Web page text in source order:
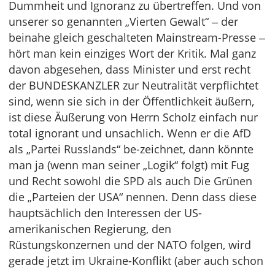
Dummheit und Ignoranz zu übertreffen. Und von
unserer so genannten „Vierten Gewalt“ ‒ der
beinahe gleich geschalteten Mainstream-Presse ‒
hört man kein einziges Wort der Kritik. Mal ganz
davon abgesehen, dass Minister und erst recht
der BUNDESKANZLER zur Neutralität verpflichtet
sind, wenn sie sich in der Öffentlichkeit äußern,
ist diese Äußerung von Herrn Scholz einfach nur
total ignorant und unsachlich. Wenn er die AfD
als „Partei Russlands“ be-zeichnet, dann könnte
man ja (wenn man seiner „Logik“ folgt) mit Fug
und Recht sowohl die SPD als auch Die Grünen
die „Parteien der USA“ nennen. Denn dass diese
hauptsächlich den Interessen der US-
amerikanischen Regierung, den
Rüstungskonzernen und der NATO folgen, wird
gerade jetzt im Ukraine-Konflikt (aber auch schon